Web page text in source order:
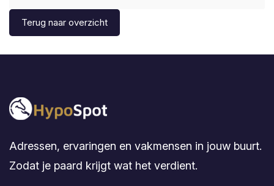
Terug naar overzicht
Adressen, ervaringen en vakmensen in jouw buurt.
Zodat je paard krijgt wat het verdient.